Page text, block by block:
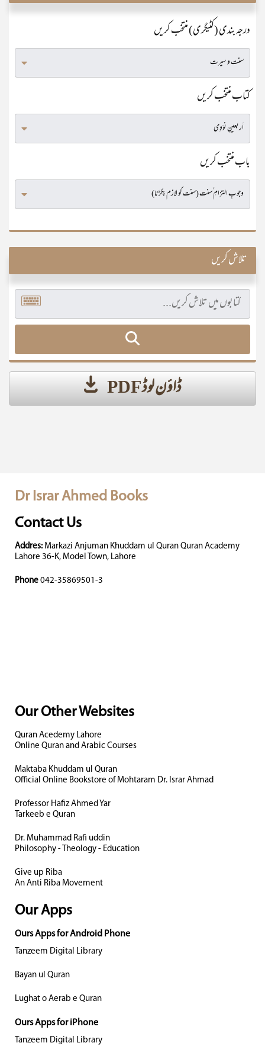
درجہ بندی (کٹیگری) منتخب کریں
کتاب منتخب کریں
باب منتخب کریں
تلاش کریں
ڈاؤن لوڈ PDF
Dr Israr Ahmed Books
Contact Us
Addres: Markazi Anjuman Khuddam ul Quran Quran Academy
Lahore 36-K, Model Town, Lahore
Phone 042-35869501-3
Our Other Websites
Quran Acedemy Lahore
Online Quran and Arabic Courses
Maktaba Khuddam ul Quran
Official Online Bookstore of Mohtaram Dr. Israr Ahmad
Professor Hafiz Ahmed Yar
Tarkeeb e Quran
Dr. Muhammad Rafi uddin
Philosophy - Theology - Education
Give up Riba
An Anti Riba Movement
Our Apps
Ours Apps for Android Phone
Tanzeem Digital Library
Bayan ul Quran
Lughat o Aerab e Quran
Ours Apps for iPhone
Tanzeem Digital Library